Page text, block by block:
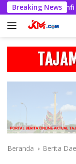
Langsung
ke
konten
Breaking News
Kahfi
Beranda Berita